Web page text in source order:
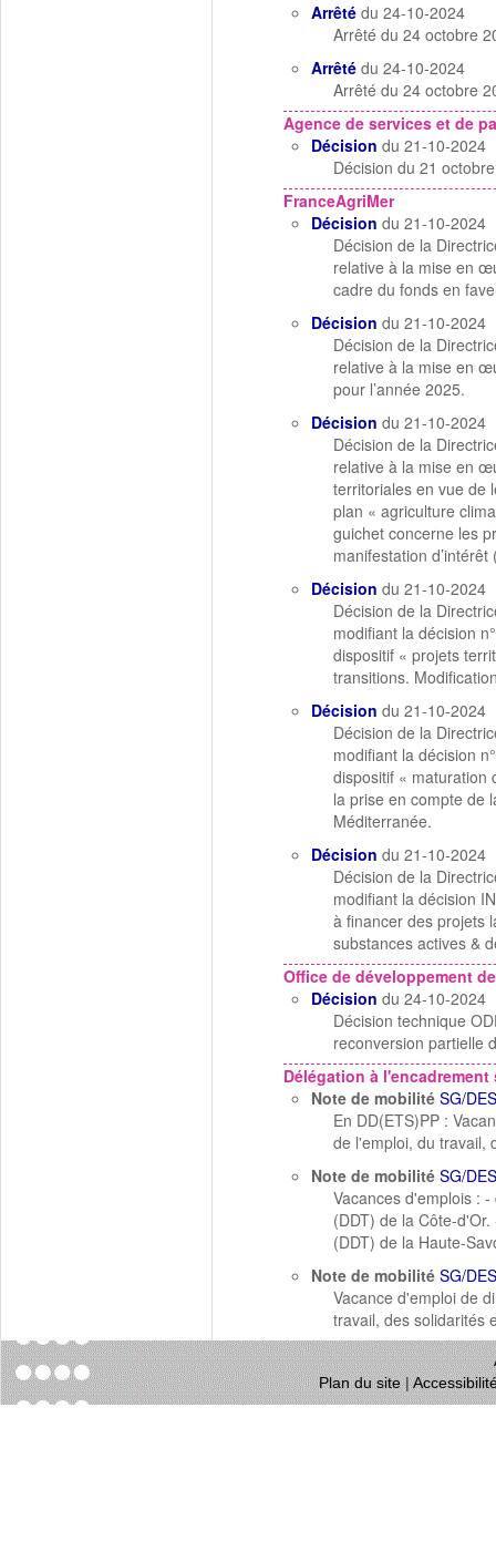
Arrêté du 24-10-2024
Arrêté du 24 octobre
Arrêté du 24-10-2024
Arrêté du 24 octobre
Agence de services et de
Décision du 21-10-2024
Décision du 21
FranceAgriMer
Décision du 21-10-2024
Décision de la
relative à la mise en
cadre du fonds en
Décision du 21-10-2024
Décision de la
relative à la mise en
pour l’année 2025.
Décision du 21-10-2024
Décision de la
relative à la mise en
territoriales en vue de
plan « agriculture
guichet concerne les
manifestation
Décision du 21-10-2024
Décision de la
modifiant la décision
dispositif « projets
transitions.
Décision du 21-10-2024
Décision de la
modifiant la décision
dispositif « maturation
la prise en compte de
Méditerranée.
Décision du 21-10-2024
Décision de la
modifiant la décision
à financer des projets
substances actives &
Office de développement
Décision du 24-10-2024
Décision technique
reconversion partielle
Délégation à l'encadrement
Note de mobilité SG/
En DD(ETS)PP :
de l'emploi, du travail,
Note de mobilité SG/
Vacances d'emplois :
(DDT) de la Côte-
(DDT) de la Haute-
Note de mobilité SG/
Vacance d'emploi de
travail, des solidarités
Plan du site|